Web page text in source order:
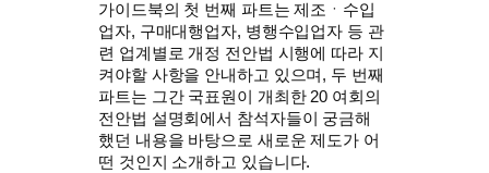
가이드북의 첫 번째 파트는 제조ㆍ수입
업자, 구매대행업자, 병행수입업자 등 관
련 업계별로 개정 전안법 시행에 따라 지
켜야할 사항을 안내하고 있으며, 두 번째
파트는 그간 국표원이 개최한 20 여회의
전안법 설명회에서 참석자들이 궁금해
했던 내용을 바탕으로 새로운 제도가 어
떤 것인지 소개하고 있습니다.